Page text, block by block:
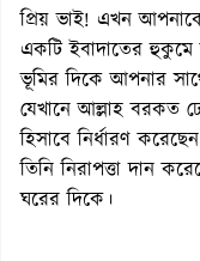
প্রিয় ভাই! এখন
একটি ইবাদাতের হুকুমে
ভূমির দিকে আপনার
যেখানে আল্লাহ বরকত
হিসাবে নির্ধারণ
তিনি নিরাপত্তা দান
ঘরের দিকে।